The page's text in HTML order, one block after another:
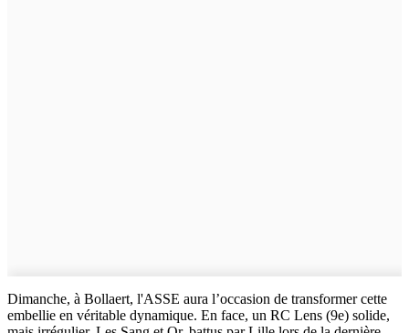
Dimanche, à Bollaert, l'ASSE aura l’occasion de transformer cette
embellie en véritable dynamique. En face, un RC Lens (9e) solide,